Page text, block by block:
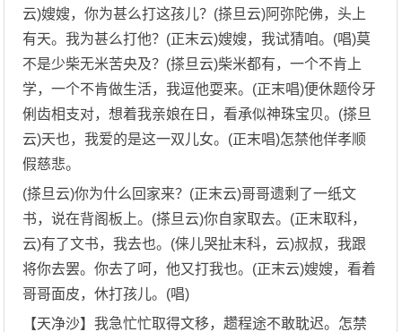
云)嫂嫂，你为甚么打这孩儿？(搽旦云)阿弥陀佛，头上
有天。我为甚么打他？(正末云)嫂嫂，我试猜咱。(唱)莫
不是少柴无米苦央及？(搽旦云)柴米都有，一个不肯上
学，一个不肯做生活，我逗他耍来。(正末唱)便休题伶牙
俐齿相支对，想着我亲娘在日，看承似神珠宝贝。(搽旦
云)天也，我爱的是这一双儿女。(正末唱)怎禁他佯孝顺
假慈悲。
(搽旦云)你为什么回家来？(正末云)哥哥遗剩了一纸文
书，说在背阁板上。(搽旦云)你自家取去。(正末取科，
云)有了文书，我去也。(俫儿哭扯末科，云)叔叔，我跟
将你去罢。你去了呵，他又打我也。(正末云)嫂嫂，看着
哥哥面皮，休打孩儿。(唱)
【天净沙】我急忙忙取得文移，趱程途不敢耽迟。怎禁